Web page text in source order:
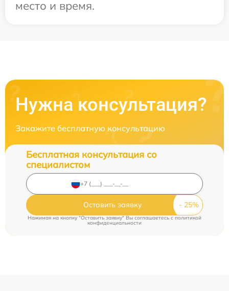
место и время.
Нужна консультация?
Закажите бесплатную консультацию
Бесплатная консультация со
специалистом
Оставить заявку
Нажимая на кнопку "Оставить заявку" Вы соглашаетесь cполитикой
конфиденциальности